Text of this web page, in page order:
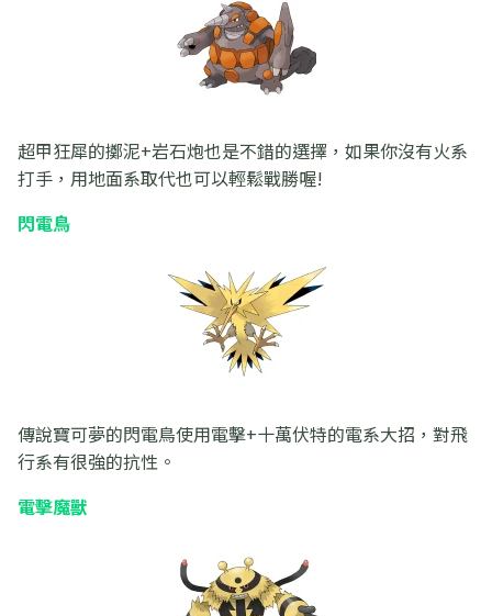
超甲狂犀的擲泥+岩石炮也是不錯的選擇，如果你沒有火系
打手，用地面系取代也可以輕鬆戰勝喔!
閃電鳥
傳說寶可夢的閃電鳥使用電擊+十萬伏特的電系大招，對飛
行系有很強的抗性。
電擊魔獸